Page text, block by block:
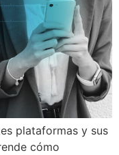
plataformas y sus
cómo